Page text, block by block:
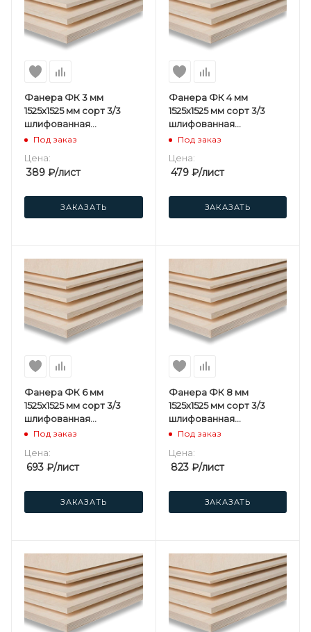
Фанера ФК 3 мм
1525х1525 мм сорт 3/3
шлифованная
березовая
Под заказ
Цена:
389 ₽/лист
ЗАКАЗАТЬ
Фанера ФК 4 мм
1525х1525 мм сорт 3/3
шлифованная
березовая
Под заказ
Цена:
479₽/лист
ЗАКАЗАТЬ
Фанера ФК 6 мм
1525х1525 мм сорт 3/3
шлифованная
березовая
Под заказ
Цена:
693 ₽/лист
ЗАКАЗАТЬ
Фанера ФК 8 мм
1525х1525 мм сорт 3/3
шлифованная
березовая
Под заказ
Цена:
823₽/лист
ЗАКАЗАТЬ